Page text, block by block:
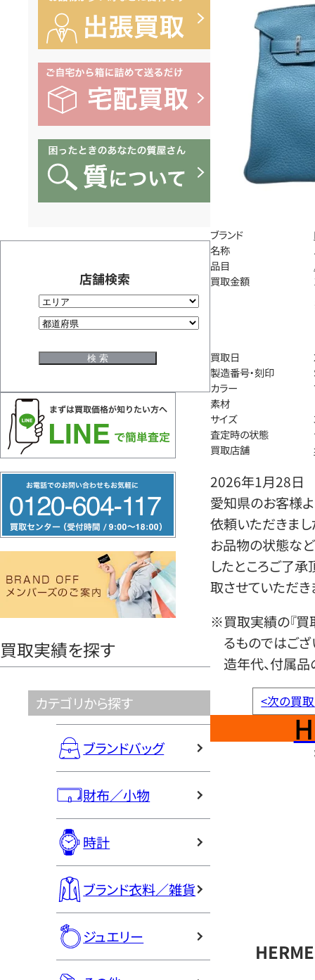
店舗検索
リ
ー
ヤ
買取実績を探す
カテゴリから探す
ブランドバッグ
財布／小物
時計
ブランド衣料／雑貨
ジュエリー
ブランド
名称
品目
買取金額
買取日
製造番号・刻印
カラー
素材
サイズ
査定時の状態
買取店舗
2026年1月28日
愛知県のお客様
依頼いただきまし
お品物の状態など
したところご了
取させていただき
※買取実績の『買
るものではござ
造年代、付属品
<次の買